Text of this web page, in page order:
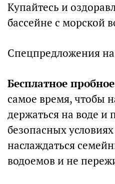
Купайтесь и
бассейне с морской
Спецпредложения
Бесплатное
самое время, чтобы
держаться на воде и
безопасных
наслаждаться
водоемов и не